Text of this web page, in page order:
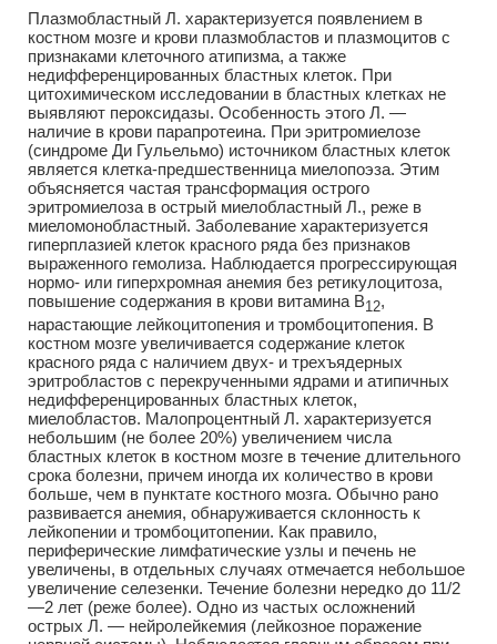
Плазмобластный Л. характеризуется появлением в
костном мозге и крови плазмобластов и плазмоцитов с
признаками клеточного атипизма, а также
недифференцированных бластных клеток. При
цитохимическом исследовании в бластных клетках не
выявляют пероксидазы. Особенность этого Л. —
наличие в крови парапротеина. При эритромиелозе
(синдроме Ди Гульельмо) источником бластных клеток
является клетка-предшественница миелопоэза. Этим
объясняется частая трансформация острого
эритромиелоза в острый миелобластный Л., реже в
миеломонобластный. Заболевание характеризуется
гиперплазией клеток красного ряда без признаков
выраженного гемолиза. Наблюдается прогрессирующая
нормо- или гиперхромная анемия без ретикулоцитоза,
повышение содержания в крови витамина В12,
нарастающие лейкоцитопения и тромбоцитопения. В
костном мозге увеличивается содержание клеток
красного ряда с наличием двух- и трехъядерных
эритробластов с перекрученными ядрами и атипичных
недифференцированных бластных клеток,
миелобластов. Малопроцентный Л. характеризуется
небольшим (не более 20%) увеличением числа
бластных клеток в костном мозге в течение длительного
срока болезни, причем иногда их количество в крови
больше, чем в пунктате костного мозга. Обычно рано
развивается анемия, обнаруживается склонность к
лейкопении и тромбоцитопении. Как правило,
периферические лимфатические узлы и печень не
увеличены, в отдельных случаях отмечается небольшое
увеличение селезенки. Течение болезни нередко до 11/2
—2 лет (реже более). Одно из частых осложнений
острых Л. — нейролейкемия (лейкозное поражение